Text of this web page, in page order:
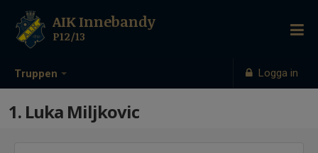
Truppen Logga in
AIK Innebandy
P12/13
1. Luka Miljkovic